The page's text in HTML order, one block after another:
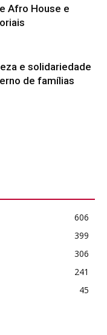
Afro House e
e solidariedade
de famílias
606
399
306
241
45